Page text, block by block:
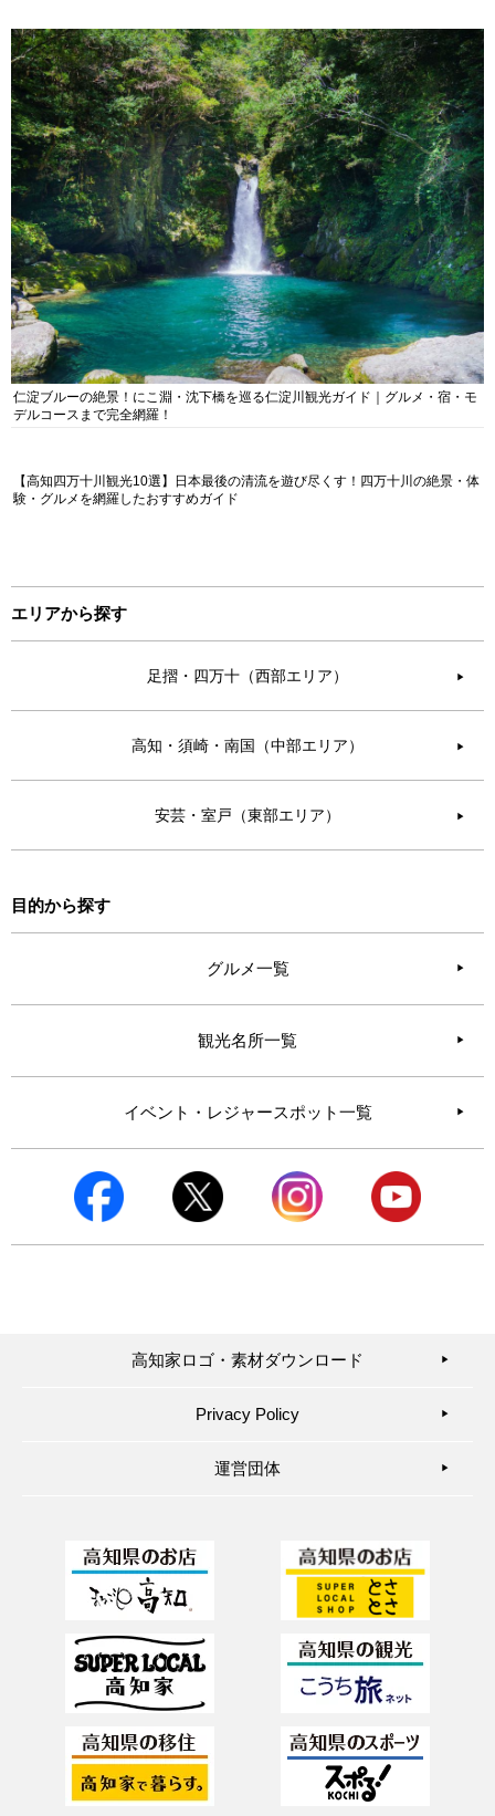
仁淀ブルーの絶景！にこ淵・沈下橋を巡る仁淀川観光ガイド｜グルメ・宿・モ
デルコースまで完全網羅！
【高知四万十川観光10選】日本最後の清流を遊び尽くす！四万十川の絶景・体
験・グルメを網羅したおすすめガイド
エリアから探す
足摺・四万十（西部エリア） ▶︎
高知・須崎・南国（中部エリア） ▶︎
安芸・室戸（東部エリア） ▶︎
目的から探す
グルメ一覧
観光名所一覧
イベント・レジャースポット一覧
高知家ロゴ・素材ダウンロード ▶︎
Privacy Policy ▶︎
運営団体 ▶︎